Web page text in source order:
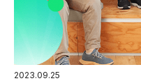
2023.09.25